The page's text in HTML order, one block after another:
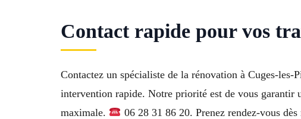
Contact rapide pour vos
Contactez un spécialiste de la rénovation à Cuges-les-
intervention rapide. Notre priorité est de vous garantir
maximale.
06 28 31 86 20. Prenez rendez-vous